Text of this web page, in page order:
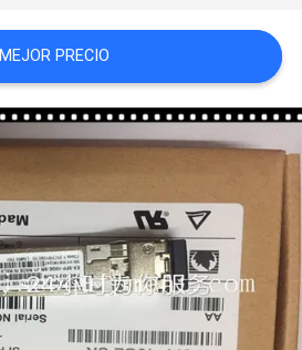
MEJOR PRECIO